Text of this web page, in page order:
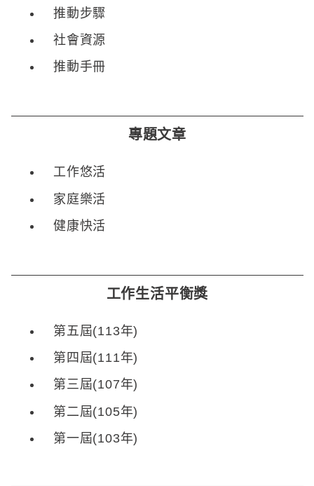
推動步驟
社會資源
推動手冊
專題文章
工作悠活
家庭樂活
健康快活
工作生活平衡獎
第五屆(113年)
第四屆(111年)
第三屆(107年)
第二屆(105年)
第一屆(103年)